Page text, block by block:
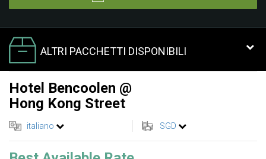
ALTRI PACCHETTI DISPONIBILI
Hotel Bencoolen @
Hong Kong Street
italiano SGD